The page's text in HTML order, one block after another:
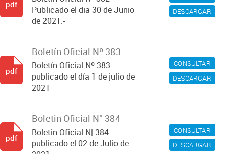
DESCARGAR
Publicado el dia 30 de Junio
de 2021.-
pdf
CONSULTAR
DESCARGAR
Boletín Oficial Nº 383
Boletín Oficial Nº 383
publicado el día 1 de julio de
2021
pdf
CONSULTAR
DESCARGAR
Boletin Oficial N° 384
Boletin Oficial N| 384-
publicado el 02 de Julio de
pdf